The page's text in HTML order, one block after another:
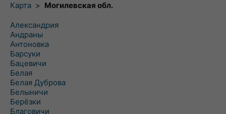
Карта > Могилевская обл.
Александрия
Андраны
Антоновка
Барсуки
Бацевичи
Белая
Белая Дуброва
Белыничи
Берёзки
Благовичи